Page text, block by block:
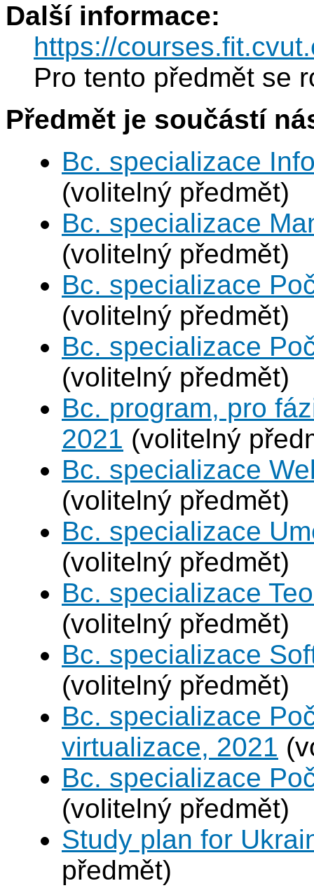
Další informace:
https://
Pro tento předmět se
Předmět je součástí
Bc. specializace
(volitelný předmět)
Bc. specializace
(volitelný předmět)
Bc. specializace
(volitelný předmět)
Bc. specializace
(volitelný předmět)
Bc. program, pro
2021 (volitelný
Bc. specializace
(volitelný předmět)
Bc. specializace
(volitelný předmět)
Bc. specializace
(volitelný předmět)
Bc. specializace
(volitelný předmět)
Bc. specializace
virtualizace, 2021
Bc. specializace
(volitelný předmět)
Study plan for
předmět)